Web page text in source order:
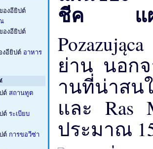
อาหาร
สถานทูต
ระเบียบ
การขอวีซ่า
ย่าน นอก
านที่น่าสน
และ Ras
ประมาณ